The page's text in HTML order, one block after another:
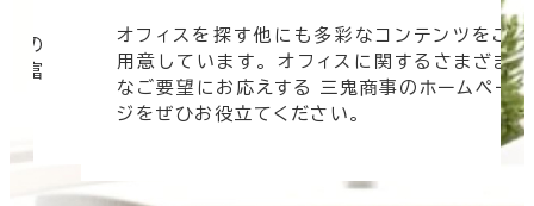
の
豊富
オフィスを探す他にも多彩なコンテンツをご
用意しています。 オフィスに関するさまざま
なご要望にお応えする 三鬼商事のホームペー
ジをぜひお役立てください。